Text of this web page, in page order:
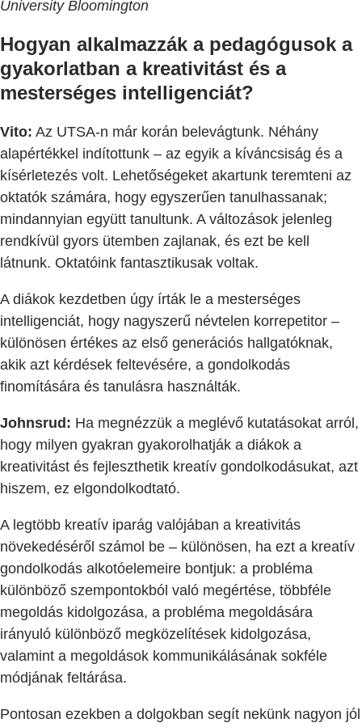
University Bloomington
Hogyan alkalmazzák a pedagógusok a
gyakorlatban a kreativitást és a
mesterséges intelligenciát?
Vito: Az UTSA-n már korán belevágtunk. Néhány
alapértékkel indítottunk – az egyik a kíváncsiság és a
kísérletezés volt. Lehetőségeket akartunk teremteni az
oktatók számára, hogy egyszerűen tanulhassanak;
mindannyian együtt tanultunk. A változások jelenleg
rendkívül gyors ütemben zajlanak, és ezt be kell
látnunk. Oktatóink fantasztikusak voltak.
A diákok kezdetben úgy írták le a mesterséges
intelligenciát, hogy nagyszerű névtelen korrepetitor –
különösen értékes az első generációs hallgatóknak,
akik azt kérdések feltevésére, a gondolkodás
finomítására és tanulásra használták.
Johnsrud: Ha megnézzük a meglévő kutatásokat arról,
hogy milyen gyakran gyakorolhatják a diákok a
kreativitást és fejleszthetik kreatív gondolkodásukat, azt
hiszem, ez elgondolkodtató.
A legtöbb kreatív iparág valójában a kreativitás
növekedéséről számol be – különösen, ha ezt a kreatív
gondolkodás alkotóelemeire bontjuk: a probléma
különböző szempontokból való megértése, többféle
megoldás kidolgozása, a probléma megoldására
irányuló különböző megközelítések kidolgozása,
valamint a megoldások kommunikálásának sokféle
módjának feltárása.
Pontosan ezekben a dolgokban segít nekünk nagyon jól